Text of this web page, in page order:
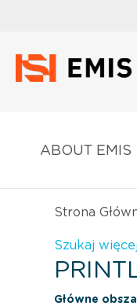
ABOUT EMIS
Strona
Szukaj
Główne